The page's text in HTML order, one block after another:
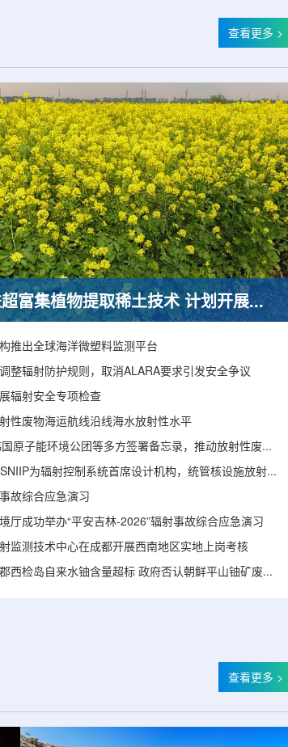
念图目前
子双光子
有限。...
制定服务，并开始争取国家拨款。不
过，韩国保健福祉部回复称，难以单
中心，构建癌症患者可在区域内完成
手术...
查看更多 >
俄罗斯推进超富集植物提取稀土技术 计划开展田间试验
推出全球海洋微塑料监测平台
整辐射防护规则，取消ALARA要求引发安全争议
辐射安全专项检查
性废物海运航线沿线海水放射性水平
Clobot 携手韩国原子能环境公团等多方签署备忘录，推动放射性废物安全管理多机型机器人示范
Rosatom选定SNIIP为辐射控制系统首席设计机构，统管核设施放射仪表标准化与进口替代保障
故综合应急演习
厅成功举办“平安吉林-2026”辐射事故综合应急演习
监测技术中心在成都开展西南地区实地上岗考核
韩国仁川强化郡西检岛自来水铀含量超标 政府否认朝鲜平山铀矿废水影响
查看更多 >